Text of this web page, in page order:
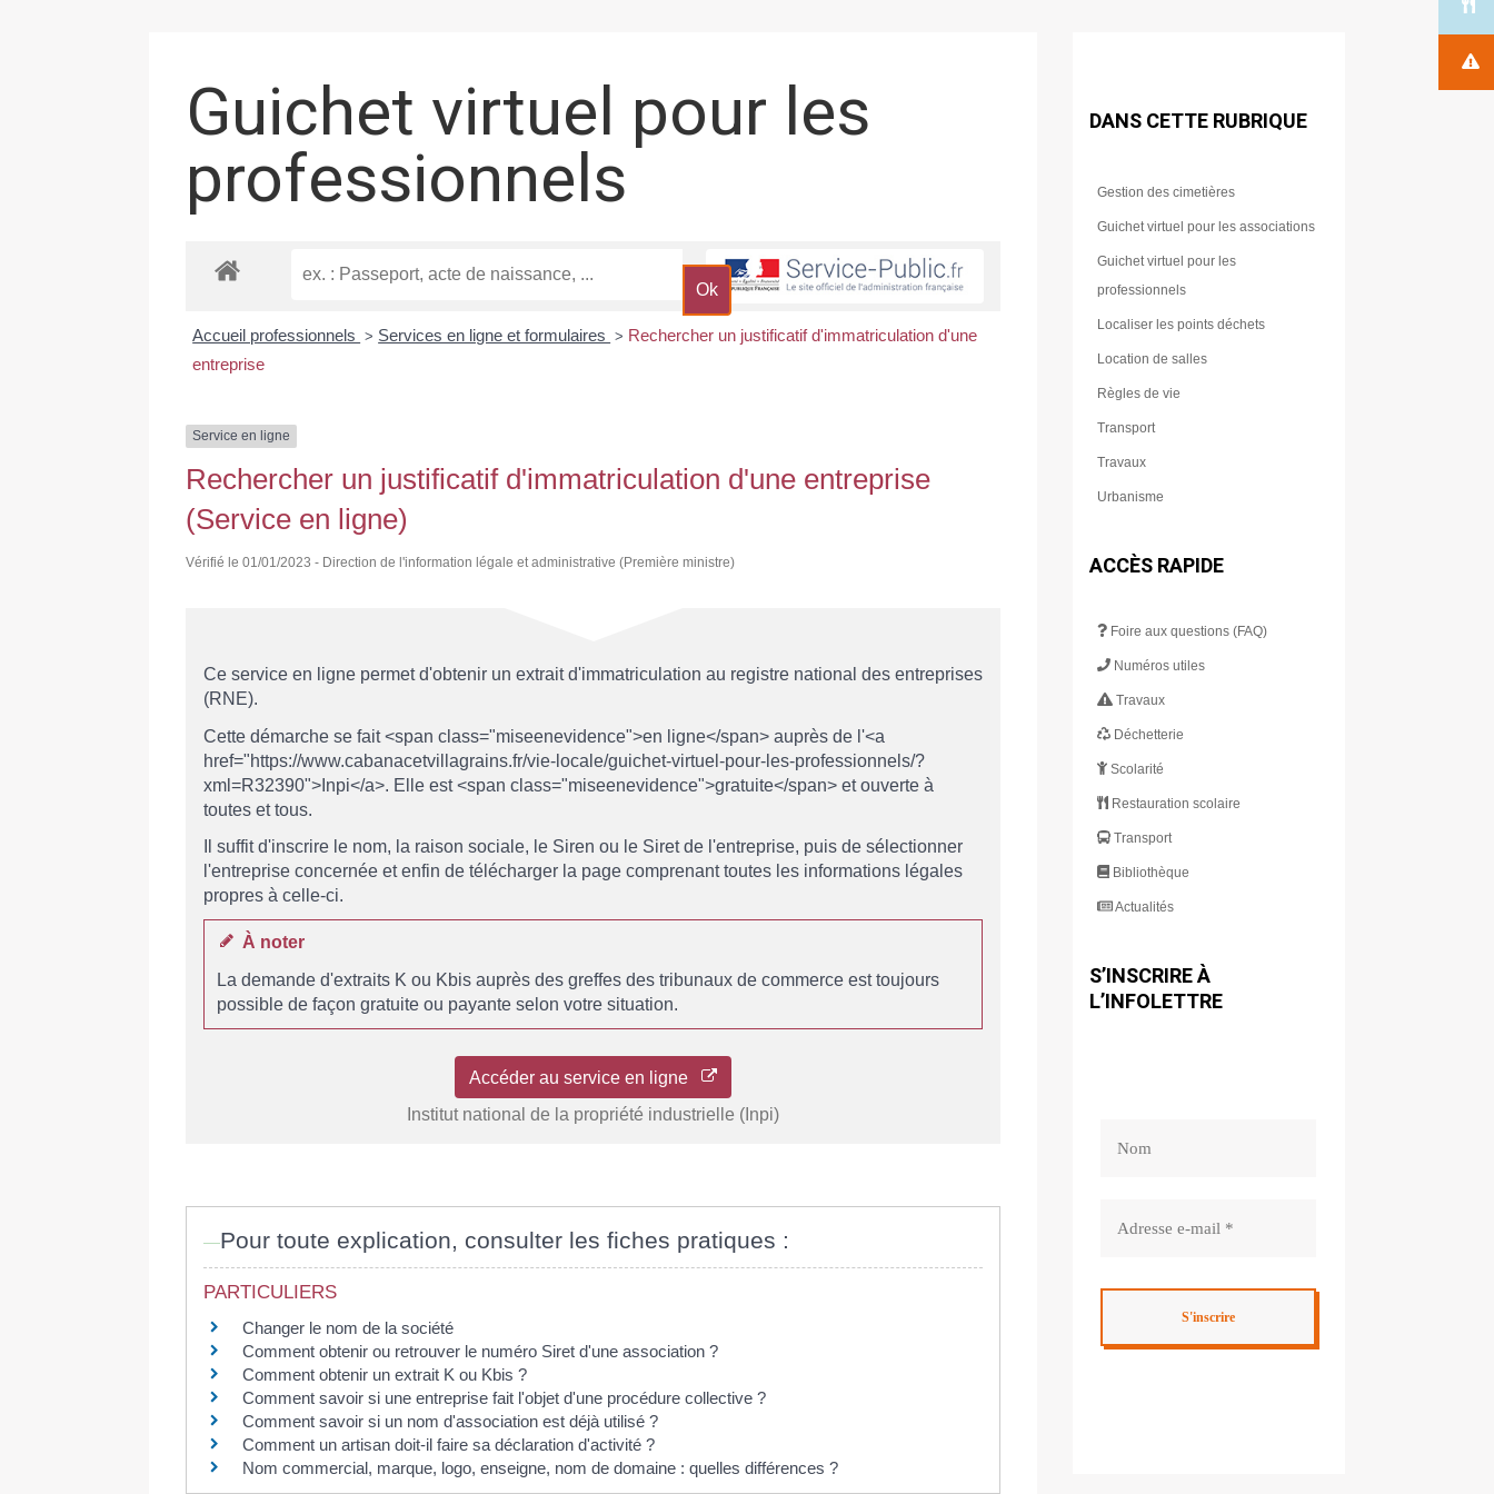
Guichet virtuel pour les
professionnels
Accueil professionnels > Services en ligne et formulaires > Rechercher un justificatif d'immatriculation d'une
entreprise
Service en ligne
Rechercher un justificatif d'immatriculation d'une entreprise
(Service en ligne)
Vérifié le 01/01/2023 - Direction de l'information légale et administrative (Première ministre)
Ce service en ligne permet d'obtenir un extrait d'immatriculation au registre national des entreprises
(RNE).
Cette démarche se fait <span class="miseenevidence">en ligne</span> auprès de l'<a
href="https://www.cabanacetvillagrains.fr/vie-locale/guichet-virtuel-pour-les-professionnels/?
xml=R32390">Inpi</a>. Elle est <span class="miseenevidence">gratuite</span> et ouverte à
toutes et tous.
Il suffit d'inscrire le nom, la raison sociale, le Siren ou le Siret de l'entreprise, puis de sélectionner
l'entreprise concernée et enfin de télécharger la page comprenant toutes les informations légales
propres à celle-ci.
À noter
La demande d'extraits K ou Kbis auprès des greffes des tribunaux de commerce est toujours
possible de façon gratuite ou payante selon votre situation.
Accéder au service en ligne
Institut national de la propriété industrielle (Inpi)
Pour toute explication, consulter les fiches pratiques :
PARTICULIERS
Changer le nom de la société
Comment obtenir ou retrouver le numéro Siret d'une association ?
Comment obtenir un extrait K ou Kbis ?
Comment savoir si une entreprise fait l'objet d'une procédure collective ?
Comment savoir si un nom d'association est déjà utilisé ?
Comment un artisan doit-il faire sa déclaration d'activité ?
Nom commercial, marque, logo, enseigne, nom de domaine : quelles différences ?
DANS CETTE RUBRIQUE
Gestion des cimetières
Guichet virtuel pour les associations
Guichet virtuel pour les
professionnels
Localiser les points déchets
Location de salles
Règles de vie
Transport
Travaux
Urbanisme
ACCÈS RAPIDE
Foire aux questions (FAQ)
Numéros utiles
Travaux
Déchetterie
Scolarité
Restauration scolaire
Transport
Bibliothèque
Actualités
S’INSCRIRE À
L’INFOLETTRE